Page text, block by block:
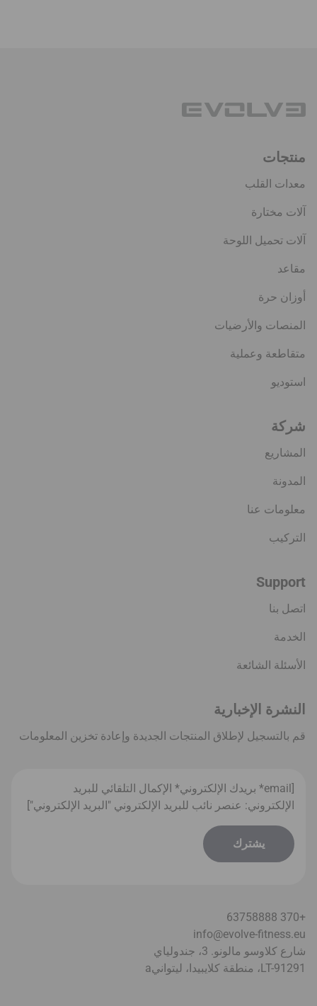
منتجات
معدات القلب
آلات مختارة
آلات تحميل اللوحة
مقاعد
أوزان حرة
المنصات والأرضيات
متقاطعة وعملية
استوديو
شركة
المشاريع
المدونة
معلومات عنا
التركيب
Support
اتصل بنا
الخدمة
الأسئلة الشائعة
النشرة الإخبارية
قم بالتسجيل لإطلاق المنتجات الجديدة وإعادة تخزين المعلومات
[email* بريدك الإلكتروني* الإكمال التلقائي للبريد
الإلكتروني: عنصر نائب للبريد الإلكتروني "البريد الإلكتروني"]
+370 63758888
info@evolve-fitness.eu
شارع كلاوسو مالونو. 3، جندولياي
LT-91291، منطقة كلايبيدا، ليتواني
a